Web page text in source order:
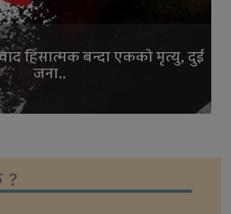
हिंसात्मक बन्दा एकको मृत्यु, दुई
जना..
?